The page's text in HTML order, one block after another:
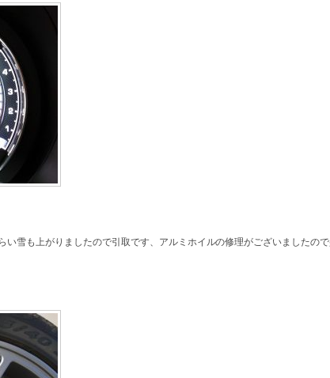
い雪も上がりましたので引取です、アルミホイルの修理がございましたの